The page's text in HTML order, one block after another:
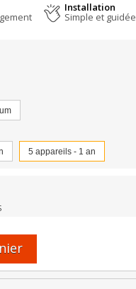
Installation
Simple et guidée
5 appareils - 1 an